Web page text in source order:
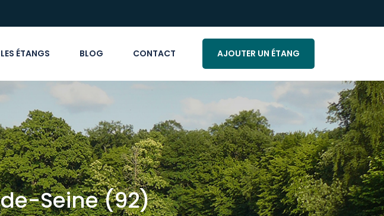
LES ÉTANGS BLOG CONTACT AJOUTER UN ÉTANG
Seine (92)